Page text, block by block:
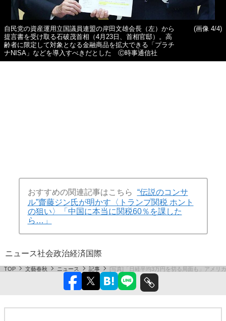
自民党の資産運用立国議員連盟の岸田文雄会長（左）から
提言書を受け取る石破茂首相（4月23日、首相官邸）。高
齢者に限定して対象となる金融商品を拡大できる「プラチ
ナNISA」などを導入すべきだとした Ⓒ時事通信社
(画像 4/4)
おすすめの関連記事はこちら
“伝説のコンサ
ル”齋藤ジン氏が明かす〈トランプ関税 ホント
の狙い〉「中国に本当に関税60％を課した
ら…」
ニュース社会政治経済国際
TOP 文藝春秋 ニュース 記事 [写真]「日経平均3万円を切る局面も」アメリ